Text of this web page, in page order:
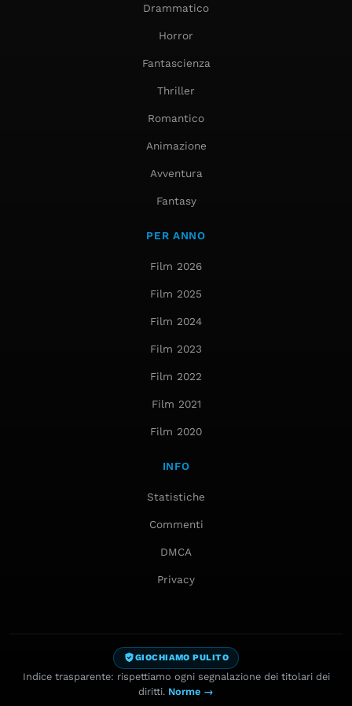
Drammatico
Horror
Fantascienza
Thriller
Romantico
Animazione
Avventura
Fantasy
PER ANNO
Film 2026
Film 2025
Film 2024
Film 2023
Film 2022
Film 2021
Film 2020
INFO
Statistiche
Commenti
DMCA
Privacy
GIOCHIAMO PULITO
Indice trasparente: rispettiamo ogni segnalazione dei titolari dei
diritti. Norme →